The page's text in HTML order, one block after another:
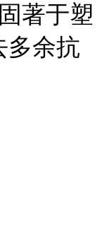
著于塑
多余抗